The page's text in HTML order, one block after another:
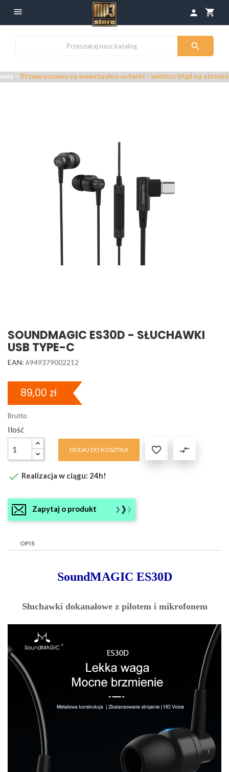
 shopping_cart
person

za ewentualne usterki - widzisz błąd na stronie?
SOUNDMAGIC ES30D - SŁUCHAWKI
USB TYPE-C
EAN: 6949379002212
89,00 zł
Brutto
Ilość
DODAJ DO KOSZYKA  compare_arrows
 Realizacja w ciągu: 24h!
Zapytaj o produkt
OPIS
SoundMAGIC ES30D
Słuchawki dokanałowe z pilotem i mikrofonem